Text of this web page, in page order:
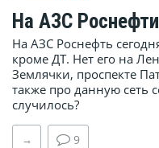
На АЗС
На АЗС Роснефть
кроме ДТ. Нет его на
Землячки, проспекте
также про данную сеть
случилось?
→ 9